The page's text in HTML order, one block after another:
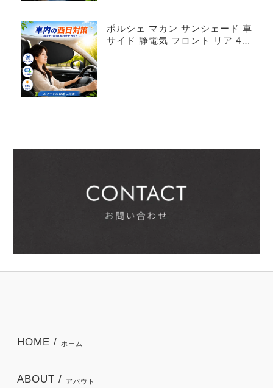
ポルシェ マカン サンシェード 車
サイド 静電気 フロント リア 4枚
HOME / ホーム
ABOUT / アバウト